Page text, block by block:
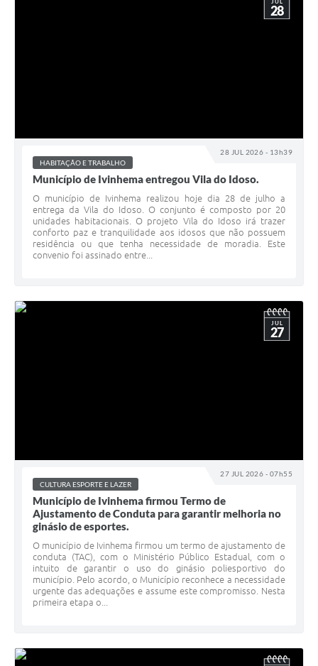
28 JUL 2026 - 13h39
JUL
28
HABITAÇÃO E TRABALHO
Município de Ivinhema entregou Vila do Idoso.
O município de Ivinhema realizou hoje dia 28 de julho a
entrega da Vila do Idoso. O conjunto é composto por 20
unidades habitacionais. O projeto Vila do Idoso irá trazer
conforto paz e tranquilidade aos idosos que não possuem
residência ou que tenha necessidade de moradia. Este
convenio foi assinado entre...
27 JUL 2026 - 07h55
JUL
27
CULTURA ESPORTE E LAZER
Município de Ivinhema firmou Termo de
Ajustamento de Conduta para garantir melhoria no
ginásio de esportes.
O município de Ivinhema firmou um termo de ajustamento de
conduta (TAC), com o Ministério Público Estadual, com o
intuito de garantir o uso do ginásio poliesportivo do
município. Pelo acordo, o Município reconhece a necessidade
urgente das adequações e assume este compromisso. Nesta
primeira etapa o...